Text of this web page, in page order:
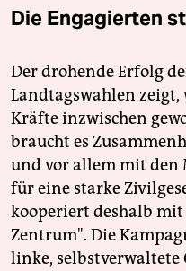
Die Engagierten
Der drohende Erfolg
Landtagswahlen
Kräfte inzwischen
braucht es
und vor allem mit den
für eine starke
kooperiert deshalb
Zentrum". Die
linke,